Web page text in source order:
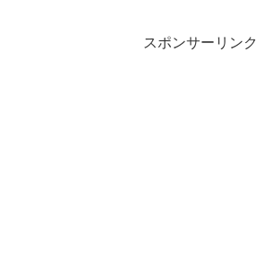
スポンサーリンク